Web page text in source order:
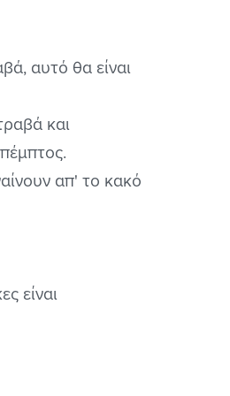
αυτό θα είναι
και
απ' το κακό
είναι